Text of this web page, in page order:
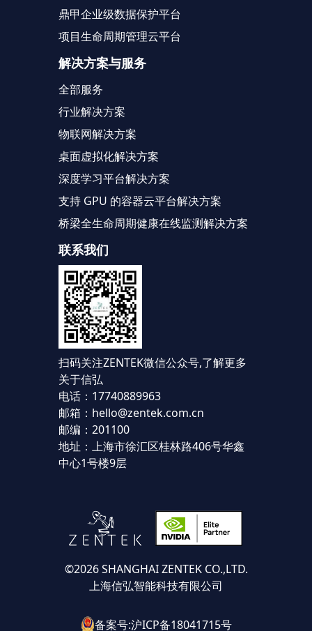
鼎甲企业级数据保护平台
项目生命周期管理云平台
解决方案与服务
全部服务
行业解决方案
物联网解决方案
桌面虚拟化解决方案
深度学习平台解决方案
支持 GPU 的容器云平台解决方案
桥梁全生命周期健康在线监测解决方案
联系我们
扫码关注ZENTEK微信公众号,了解更多
关于信弘
电话：17740889963
邮箱：hello@zentek.com.cn
邮编：201100
地址：上海市徐汇区桂林路406号华鑫
中心1号楼9层
©2026 SHANGHAI ZENTEK CO.,LTD.
上海信弘智能科技有限公司
备案号:沪ICP备18041715号